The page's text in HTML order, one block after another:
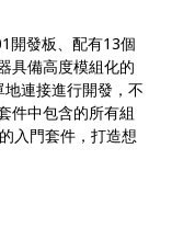
開發板、配有13個
具備高度模組化的
連接進行開發，不
件中包含的所有組
入門套件，打造想